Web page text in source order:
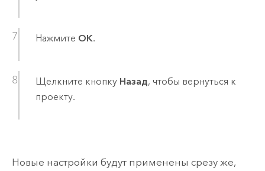
Нажмите ОК.
Щелкните кнопку Назад, чтобы вернуться к
проекту.
Новые настройки будут применены срезу же,